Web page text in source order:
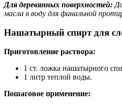
Для деревянных поверхностей:
масла в воду для финальной
Нашатырный спирт для
Приготовление раствора:
1 ст. ложка нашатырного
1 литр теплой воды.
Пошаговое применение: